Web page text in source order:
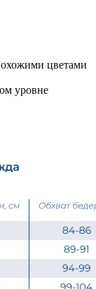
цветами
уровне